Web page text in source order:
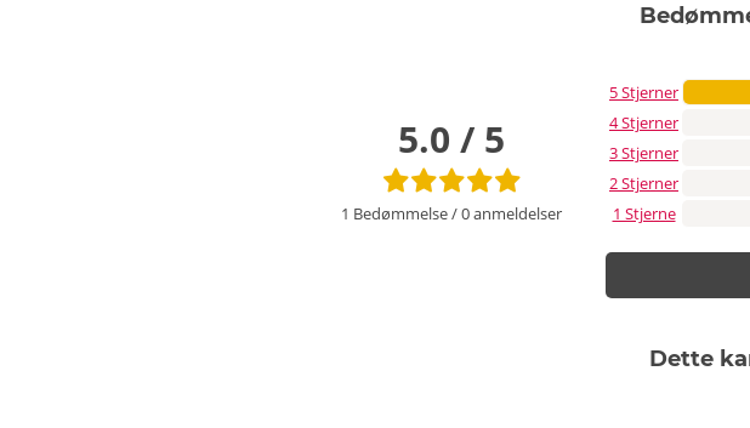
5.0 / 5
1 Bedømmelse/0 anmeldelser
5 Stjerner
4 Stjerner
3 Stjerner
2 Stjerner
1 Stjerne
Dette